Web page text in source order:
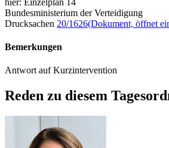
Bundesministerium der Verteidigung
Drucksachen 20/1626(Dokument, öffnet
Bemerkungen
Antwort auf Kurzintervention
Reden zu diesem